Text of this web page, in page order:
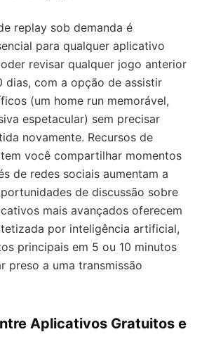
replay sob demanda é
para qualquer aplicativo
revisar qualquer jogo anterior
dias, com a opção de assistir
(um home run memorável,
espetacular) sem precisar
novamente. Recursos de
você compartilhar momentos
de redes sociais aumentam a
de discussão sobre
mais avançados oferecem
por inteligência artificial,
principais em 5 ou 10 minutos
preso a uma transmissão
Aplicativos Gratuitos e